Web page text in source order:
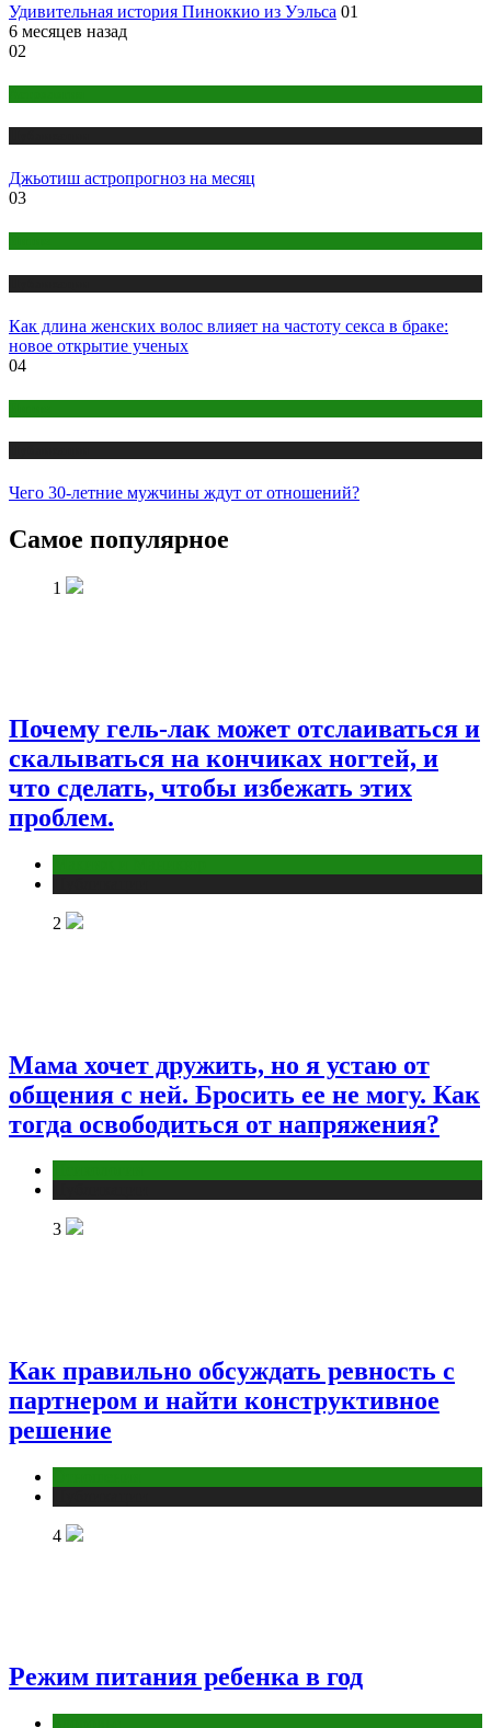
Удивительная история Пиноккио из Уэльса 01
6 месяцев назад
02
Джьотиш астропрогноз на месяц
03
Как длина женских волос влияет на частоту секса в браке:
новое открытие ученых
04
Чего 30-летние мужчины ждут от отношений?
Самое популярное
1
Почему гель-лак может отслаиваться и
скалываться на кончиках ногтей, и
что сделать, чтобы избежать этих
проблем.
2
Мама хочет дружить, но я устаю от
общения с ней. Бросить ее не могу. Как
тогда освободиться от напряжения?
3
Как правильно обсуждать ревность с
партнером и найти конструктивное
решение
4
Режим питания ребенка в год